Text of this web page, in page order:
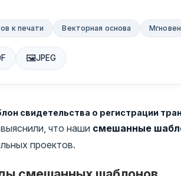
к печати Векторная основа
🖼JPEG
свидетельства о регистрации
что наши смешанные
проектов.